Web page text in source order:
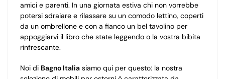
amici e parenti. In una giornata estiva chi non vorrebbe
potersi sdraiare e rilassare su un comodo lettino, coperti
da un ombrellone e con a fianco un bel tavolino per
appoggiarvi il libro che state leggendo o la vostra bibita
rinfrescante.
Noi di Bagno Italia siamo qui per questo: la nostra